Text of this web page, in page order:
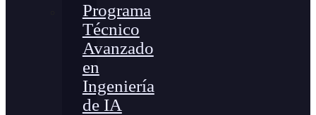
Programa
Técnico
Avanzado
en
Ingeniería
de IA